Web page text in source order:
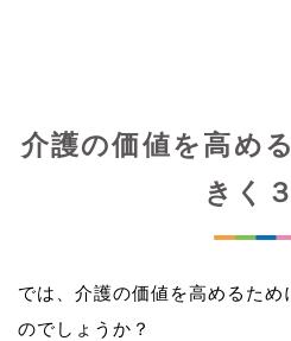
介護の価値を高め
きく
では、介護の価値を高めるため
のでしょうか？